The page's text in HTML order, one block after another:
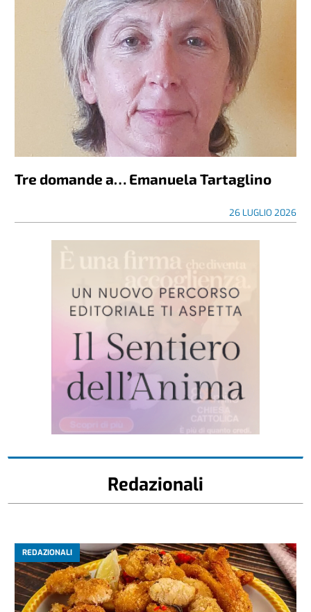
Tre domande a… Emanuela Tartaglino
26 LUGLIO 2026
Redazionali
REDAZIONALI